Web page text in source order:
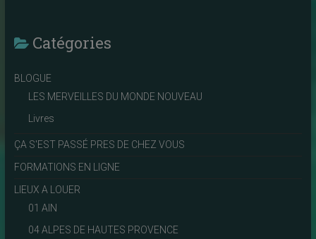
Catégories
BLOGUE
LES MERVEILLES DU MONDE NOUVEAU
Livres
ÇA S'EST PASSÉ PRES DE CHEZ VOUS
FORMATIONS EN LIGNE
LIEUX A LOUER
01 AIN
04 ALPES DE HAUTES PROVENCE